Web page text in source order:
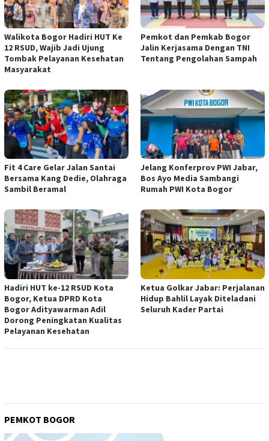
Walikota Bogor Hadiri HUT Ke
12 RSUD, Wajib Jadi Ujung
Tombak Pelayanan Kesehatan
Masyarakat
Pemkot dan Pemkab Bogor
Jalin Kerjasama Dengan TNI
Tentang Pengolahan Sampah
Fit 4 Care Gelar Jalan Santai
Bersama Kang Dedie, Olahraga
Sambil Beramal
Jelang Konferprov PWI Jabar,
Bos Ayo Media Sambangi
Rumah PWI Kota Bogor
Hadiri HUT ke-12 RSUD Kota
Bogor, Ketua DPRD Kota
Bogor Adityawarman Adil
Dorong Peningkatan Kualitas
Pelayanan Kesehatan
Ketua Golkar Jabar: Perjalanan
Hidup Bahlil Layak Diteladani
Seluruh Kader Partai
PEMKOT BOGOR